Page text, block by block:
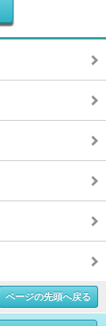
ページの先頭へ戻る